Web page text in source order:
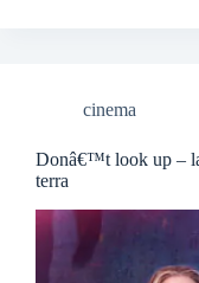
cinema
Donâ€™t look up –
terra